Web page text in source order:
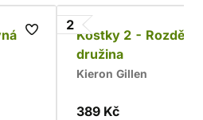
2
Kostky 2 -
družina
Kieron Gillen
389 Kč